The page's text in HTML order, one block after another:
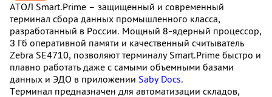
АТОЛ Smart.Prime – защищенный и современный
терминал сбора данных промышленного класса,
разработанный в России. Мощный 8-ядерный процессор,
3 Гб оперативной памяти и качественный считыватель
Zebra SE4710, позволяют терминалу Smart.Prime быстро и
плавно работать даже с самыми объемными базами
данных и ЭДО в приложении Saby Docs.
Терминал предназначен для автоматизации складов,